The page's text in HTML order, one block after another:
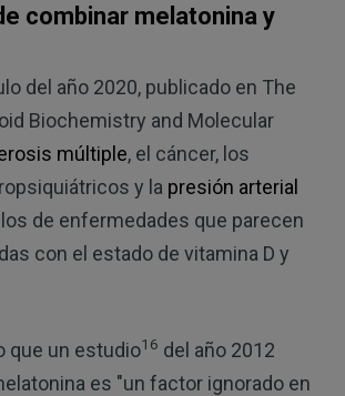
combinar melatonina y
del año 2020, publicado en The
Biochemistry and Molecular
múltiple, el cáncer, los
y la presión arterial
de enfermedades que parecen
con el estado de vitamina D y
que un estudio16 del año 2012
es "un factor ignorado en